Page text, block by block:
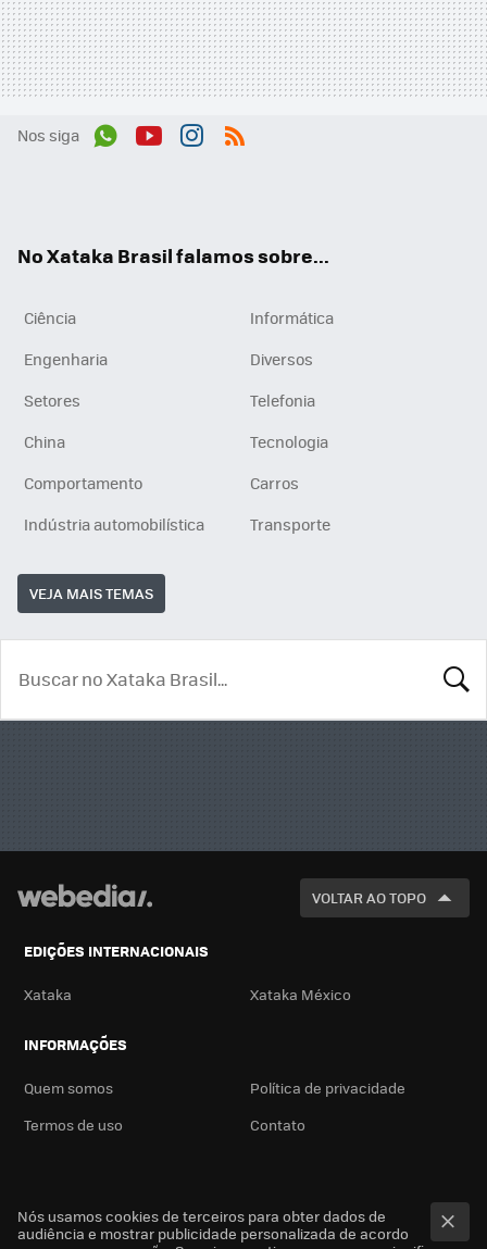
Nos siga
No Xataka Brasil falamos sobre...
Ciência
Informática
Engenharia
Diversos
Setores
Telefonia
China
Tecnologia
Comportamento
Carros
Indústria automobilística
Transporte
VEJA MAIS TEMAS
VOLTAR AO TOPO
EDIÇÕES INTERNACIONAIS
Xataka Xataka México
INFORMAÇÕES
Quem somos
Política de privacidade
Termos de uso
Contato
Nós usamos cookies de terceiros para obter dados de
audiência e mostrar publicidade personalizada de acordo